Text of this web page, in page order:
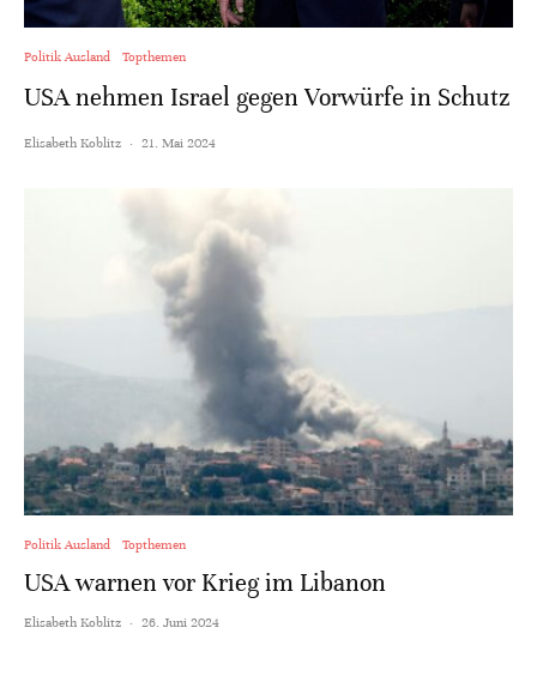
Politik Ausland Topthemen
USA nehmen Israel gegen Vorwürfe in Schutz
Elisabeth Koblitz · 21. Mai 2024
Politik Ausland Topthemen
USA warnen vor Krieg im Libanon
Elisabeth Koblitz · 26. Juni 2024